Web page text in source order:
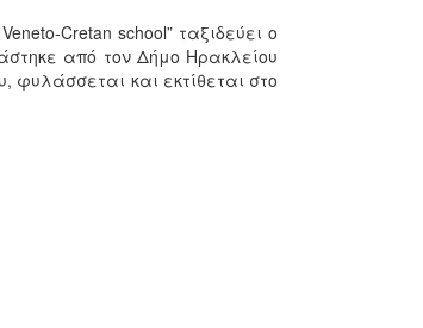
Cretan school” ταξιδεύει ο
από τον Δήμο Ηρακλείου
φυλάσσεται και εκτίθεται στο